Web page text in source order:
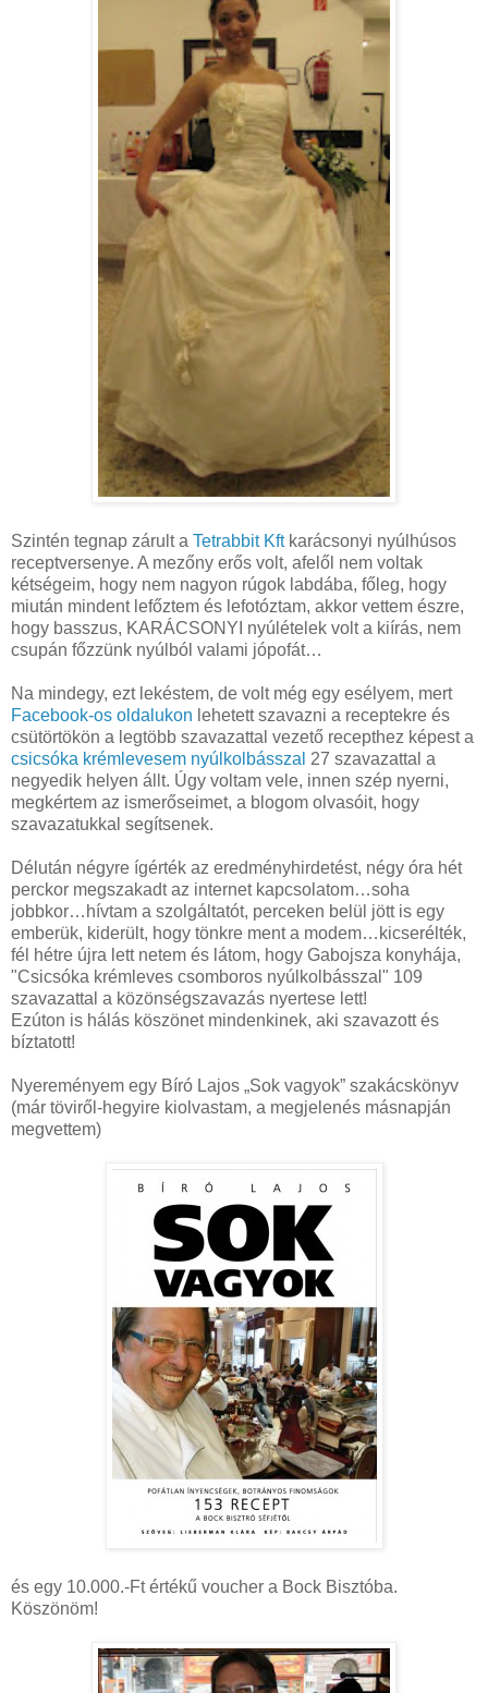
Szintén tegnap zárult a Tetrabbit Kftkarácsonyi nyúlhúsos
receptversenye. A mezőny erős volt, afelől nem voltak
kétségeim, hogy nem nagyon rúgok labdába, főleg, hogy
miután mindent lefőztem és lefotóztam, akkor vettem észre,
hogy basszus, KARÁCSONYI nyúlételek volt a kiírás, nem
csupán főzzünk nyúlból valami jópofát…
Na mindegy, ezt lekéstem, de volt még egy esélyem, mert
Facebook-os oldalukon lehetett szavazni a receptekre és
csütörtökön a legtöbb szavazattal vezető recepthez képest a
csicsóka krémlevesem nyúlkolbásszal 27 szavazattal a
negyedik helyen állt. Úgy voltam vele, innen szép nyerni,
megkértem az ismerőseimet, a blogom olvasóit, hogy
szavazatukkal segítsenek.
Délután négyre ígérték az eredményhirdetést, négy óra hét
perckor megszakadt az internet kapcsolatom…soha
jobbkor…hívtam a szolgáltatót, perceken belül jött is egy
emberük, kiderült, hogy tönkre ment a modem…kicserélték,
fél hétre újra lett netem és látom, hogy Gabojsza konyhája,
"Csicsóka krémleves csomboros nyúlkolbásszal" 109
szavazattal a közönségszavazás nyertese lett!
Ezúton is hálás köszönet mindenkinek, aki szavazott és
bíztatott!
Nyereményem egy Bíró Lajos „Sok vagyok” szakácskönyv
(már töviről-hegyire kiolvastam, a megjelenés másnapján
megvettem)
és egy 10.000.-Ft értékű voucher a Bock Bisztóba.
Köszönöm!